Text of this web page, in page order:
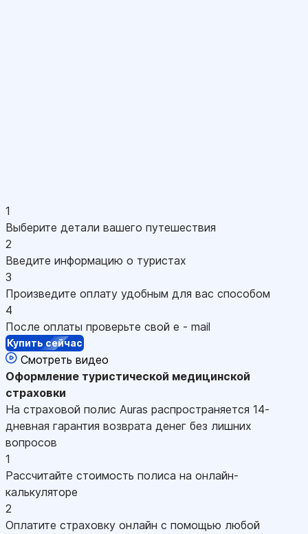
1
Выберите детали вашего путешествия
2
Введите информацию о туристах
3
Произведите оплату удобным для вас способом
4
После оплаты проверьте свой e - mail
Купить сейчас
Смотреть видео
Оформление туристической медицинской
страховки
На страховой полис Auras распространяется 14-
дневная гарантия возврата денег без лишних
вопросов
1
Рассчитайте стоимость полиса на онлайн-
калькуляторе
2
Оплатите страховку онлайн с помощью любой